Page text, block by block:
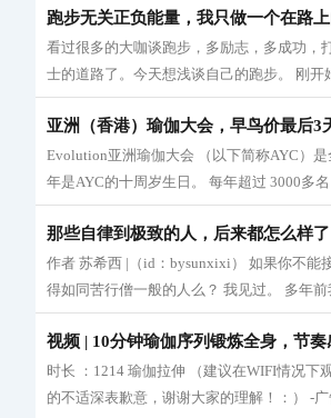
跑步无关正负能量，我只做一个在路
看过很多的大咖谈跑步，多励志，多成功，
士的道路了。今天想浅谈自己的跑步。 刚开
亚洲（香港）瑜伽大会，早鸟价最后3
Evolution亚洲瑜伽大会 （以下简称AYC）
年是AYC的十周岁生日。 每年超过 3000多
那些自律到极致的人，后来都怎么样了
作者 苏希西 |（id：bysunxixi） 如果你不能
得如同苦行僧一般的人么？ 我见过。 多年
视频 | 10分钟瑜伽序列锻炼全身，节奏
时长 ：1214 瑜伽拉伸 （建议在WIFI情况
的不适深表歉意，谢谢大家的理解！：） -